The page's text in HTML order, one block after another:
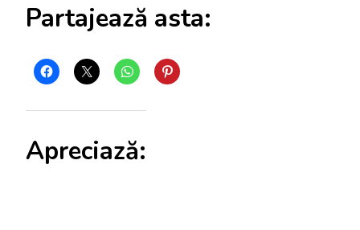
Partajează asta:
Apreciază: